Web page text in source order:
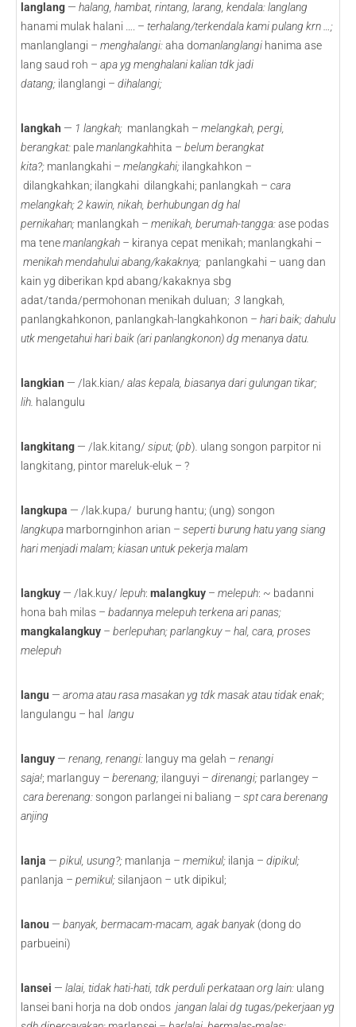
langlang — halang, hambat, rintang, larang, kendala: langlang
hanami mulak halani …. – terhalang/terkendala kami pulang krn …;
manlanglangi – menghalangi:aha domanlanglangi hanima ase
lang saud roh – apa yg menghalani kalian tdk jadi
datang; ilanglangi – dihalangi;
langkah — 1 langkah; manlangkah – melangkah, pergi,
berangkat: palemanlangkahhita – belum berangkat
kita?; manlangkahi – melangkahi; ilangkahkon –
dilangkahkan; ilangkahi dilangkahi; panlangkah – cara
melangkah; 2 kawin, nikah, berhubungan dg hal
pernikahan; manlangkah – menikah, berumah-tangga:ase podas
ma tenemanlangkah – kiranya cepat menikah; manlangkahi –
menikah mendahului abang/kakaknya; panlangkahi – uang dan
kain yg diberikan kpd abang/kakaknya sbg
adat/tanda/permohonan menikah duluan; 3 langkah
panlangkahkonon, panlangkah-langkahkonon – hari baik; dahulu
utk mengetahui hari baik (ari panlangkonon) dg menanya datu.
langkian — /lak.kian/ alas kepala, biasanya dari gulungan tikar;
lih. halangulu
langkitang — /lak.kitang/ siput; (pb) ulang songon parpitor ni
langkitang, pintor mareluk-eluk – ?
langkupa — /lak.kupa/ burung hantu; (ung) songon
langkupa marbornginhon arian – seperti burung hatu yang siang
hari menjadi malam; kiasan untuk pekerja malam
langkuy — /lak.kuy/ lepuh: malangkuy – melepuh: ~ badanni
hona bah milas – badannya melepuh terkena ari panas;
mangkalangkuy – berlepuhan; parlangkuy – hal, cara, proses
melepuh
langu — aroma atau rasa masakan yg tdk masak atau tidak enak;
langulangu – hal langu
languy — renang, renangi: languy ma gelah – renangi
saja!; marlanguy – berenang; ilanguyi – direnangi; parlangey –
cara berenang:songon parlangei ni baliang – spt cara berenang
anjing
lanja — pikul, usung?; manlanja – memikul; ilanja – dipikul;
panlanja – pemikul;silanjaon – utk dipikul;
lanou — banyak, bermacam-macam, agak banyak (dong do
parbueini)
lansei — lalai, tidak hati-hati, tdk perduli perkataan org lain: ulang
lansei bani horja na dob ondos jangan lalai dg tugas/pekerjaan yg